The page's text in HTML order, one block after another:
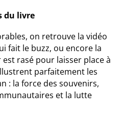
du livre
on retrouve la vidéo
fait le buzz, ou encore la
rasé pour laisser place à
parfaitement les
: la force des souvenirs,
et la lutte